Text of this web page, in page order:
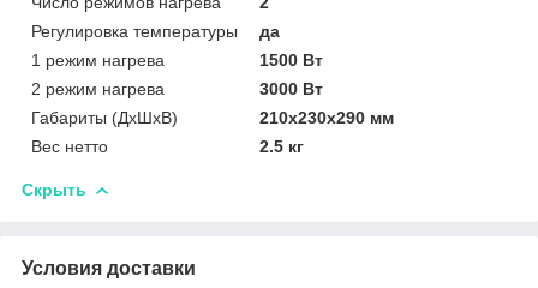
Регулировка температуры
да
1 режим нагрева
1500 Вт
2 режим нагрева
3000 Вт
Габариты (ДxШxВ)
210x230x290 мм
Вес нетто
2.5 кг
Скрыть
Условия доставки